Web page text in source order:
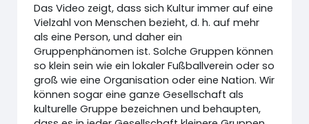
Das Video zeigt, dass sich Kultur immer auf eine
Vielzahl von Menschen bezieht, d. h. auf mehr
als eine Person, und daher ein
Gruppenphänomen ist. Solche Gruppen können
so klein sein wie ein lokaler Fußballverein oder so
groß wie eine Organisation oder eine Nation. Wir
können sogar eine ganze Gesellschaft als
kulturelle Gruppe bezeichnen und behaupten,